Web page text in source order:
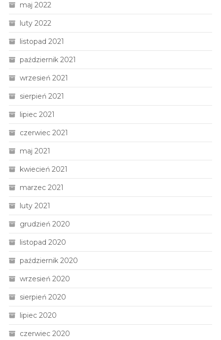
maj 2022
luty 2022
listopad 2021
październik 2021
wrzesień 2021
sierpień 2021
lipiec 2021
czerwiec 2021
maj 2021
kwiecień 2021
marzec 2021
luty 2021
grudzień 2020
listopad 2020
październik 2020
wrzesień 2020
sierpień 2020
lipiec 2020
czerwiec 2020